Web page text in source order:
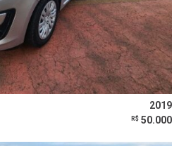
2019
R$ 50.000